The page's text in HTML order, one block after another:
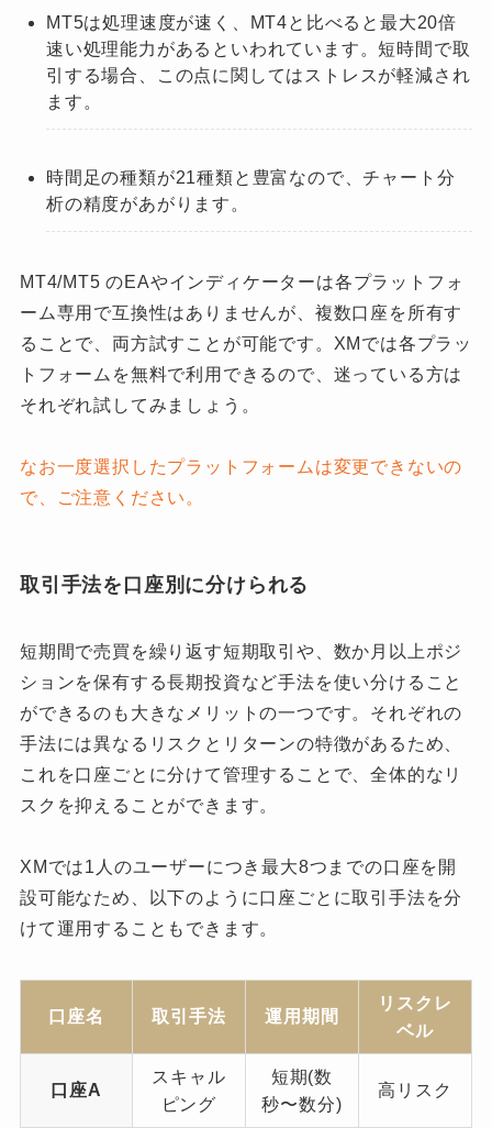
MT5は処理速度が速く、MT4と比べると最大20倍
速い処理能力があるといわれています。短時間で取
引する場合、この点に関してはストレスが軽減され
ます。
時間足の種類が21種類と豊富なので、チャート分
析の精度があがります。
MT4/MT5 のEAやインディケーターは各プラットフォ
ーム専用で互換性はありませんが、複数口座を所有す
ることで、両方試すことが可能です。XMでは各プラッ
トフォームを無料で利用できるので、迷っている方は
それぞれ試してみましょう。
なお一度選択したプラットフォームは変更できないの
で、ご注意ください。
取引手法を口座別に分けられる
短期間で売買を繰り返す短期取引や、数か月以上ポジ
ションを保有する長期投資など手法を使い分けること
ができるのも大きなメリットの一つです。それぞれの
手法には異なるリスクとリターンの特徴があるため、
これを口座ごとに分けて管理することで、全体的なリ
スクを抑えることができます。
XMでは1人のユーザーにつき最大8つまでの口座を開
設可能なため、以下のように口座ごとに取引手法を分
けて運用することもできます。
口座名 取引手法 運用期間
リスクレ
ベル
口座A
スキャル
ピング
短期(数
秒〜数分)
高リスク